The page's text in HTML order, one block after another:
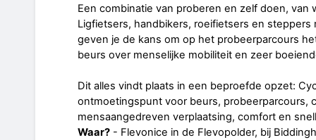
Een combinatie van proberen en zelf doen, van
Ligfietsers, handbikers, roeifietsers en
geven je de kans om op het probeerparcours
beurs over menselijke mobiliteit en zeer
Dit alles vindt plaats in een beproefde opzet:
ontmoetingspunt voor beurs, probeerparcours,
mensaangedreven verplaatsing, comfort en
Waar? - Flevonice in de Flevopolder, bij